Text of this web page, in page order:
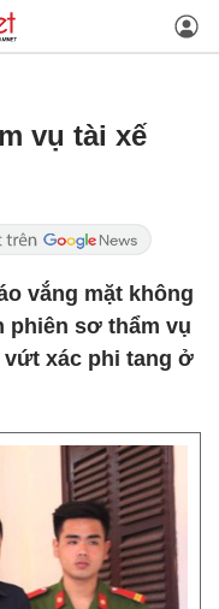
vụ tài xế
vắng mặt không
phiên sơ thẩm vụ
xác phi tang ở